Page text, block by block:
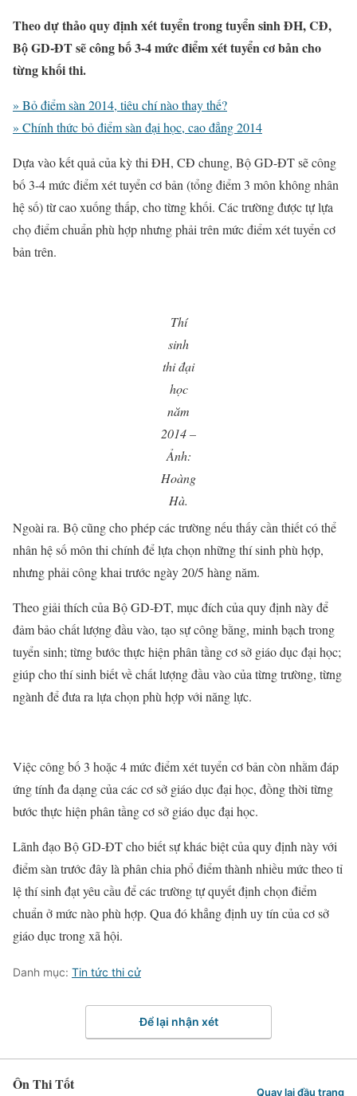
Theo dự thảo quy định xét tuyển trong tuyển sinh ĐH, CĐ,
Bộ GD-ĐT sẽ công bố 3-4 mức điểm xét tuyển cơ bản cho
từng khối thi.
» Bỏ điểm sàn 2014, tiêu chí nào thay thế?
» Chính thức bỏ điểm sàn đại học, cao đẳng 2014
Dựa vào kết quả của kỳ thi ĐH, CĐ chung, Bộ GD-ĐT sẽ công
bố 3-4 mức điểm xét tuyển cơ bản (tổng điểm 3 môn không nhân
hệ số) từ cao xuống thấp, cho từng khối. Các trường được tự lựa
chọ điểm chuẩn phù hợp nhưng phải trên mức điểm xét tuyển cơ
bản trên.
Thí
sinh
thi đại
học
năm
2014 –
Ảnh:
Hoàng
Hà.
Ngoài ra. Bộ cũng cho phép các trường nếu thấy cần thiết có thể
nhân hệ số môn thi chính để lựa chọn những thí sinh phù hợp,
nhưng phải công khai trước ngày 20/5 hàng năm.
Theo giải thích của Bộ GD-ĐT, mục đích của quy định này để
đảm bảo chất lượng đầu vào, tạo sự công bằng, minh bạch trong
tuyển sinh; từng bước thực hiện phân tầng cơ sở giáo dục đại học;
giúp cho thí sinh biết về chất lượng đầu vào của từng trường, từng
ngành để đưa ra lựa chọn phù hợp với năng lực.
Việc công bố 3 hoặc 4 mức điểm xét tuyển cơ bản còn nhằm đáp
ứng tính đa dạng của các cơ sở giáo dục đại học, đồng thời từng
bước thực hiện phân tầng cơ sở giáo dục đại học.
Lãnh đạo Bộ GD-ĐT cho biết sự khác biệt của quy định này với
điểm sàn trước đây là phân chia phổ điểm thành nhiều mức theo tỉ
lệ thí sinh đạt yêu cầu để các trường tự quyết định chọn điểm
chuẩn ở mức nào phù hợp. Qua đó khẳng định uy tín của cơ sở
giáo dục trong xã hội.
Danh mục: Tin tức thi cử
Để lại nhận xét
Ôn Thi Tốt Quay lại đầu trang